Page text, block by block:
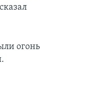
огонь